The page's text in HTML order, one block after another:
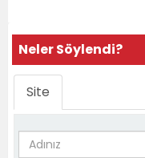
Neler Söylendi?
Site